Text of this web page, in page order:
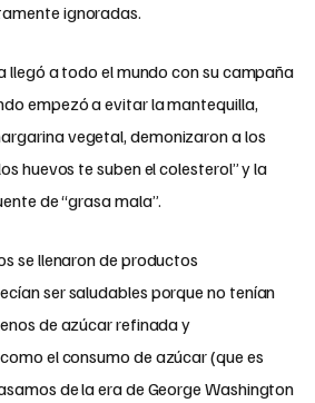
ignoradas.
llegó a todo el mundo con su campaña
empezó a evitar la mantequilla,
vegetal, demonizaron a los
huevos te suben el colesterol” y la
de “grasa mala”.
se llenaron de productos
ser saludables porque no tenían
de azúcar refinada y
el consumo de azúcar (que es
de la era de George Washington